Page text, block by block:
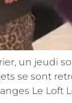
un jeudi
se sont
Le Loft